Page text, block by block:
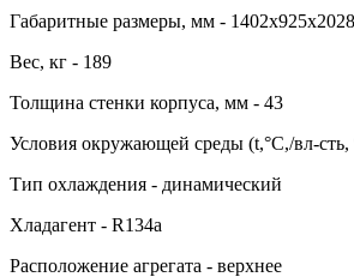
Габаритные размеры, мм - 1402х925х2028
Вес, кг - 189
Толщина стенки корпуса, мм - 43
Условия окружающей среды (t,°C,/вл-
Тип охлаждения - динамический
Хладагент - R134a
Расположение агрегата - верхнее